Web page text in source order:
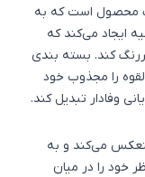
محصول است که به
ایجاد می‌کند که
کند. بسته بندی
را مجذوب خود
وفادار تبدیل کند.
می‌کند و به
خود را در میان